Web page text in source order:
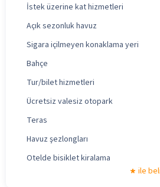
İstek üzerine kat hizmetleri
Açık sezonluk havuz
Sigara içilmeyen konaklama yeri
Bahçe
Tur/bilet hizmetleri
Ücretsiz valesiz otopark
Teras
Havuz şezlongları
Otelde bisiklet kiralama
ile